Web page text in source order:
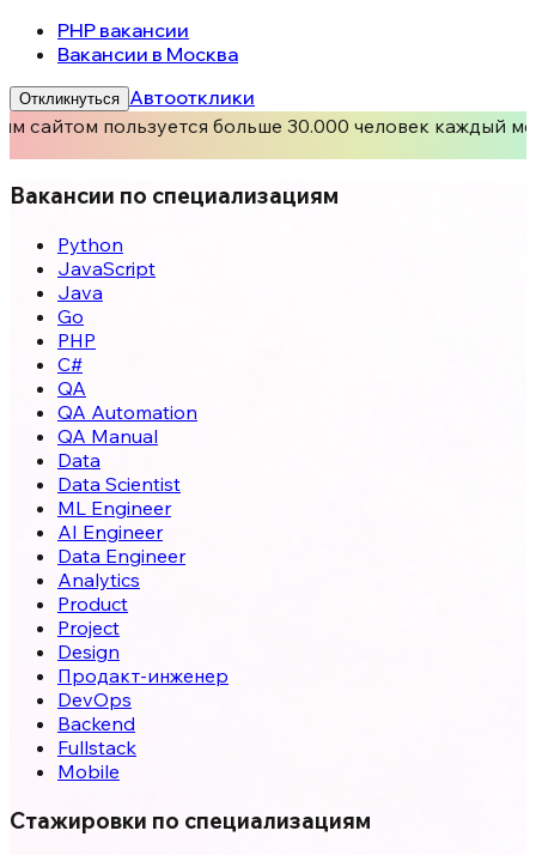
PHP вакансии
Вакансии в Москва
Откликнуться Автоотклики
сайтом пользуется больше 30.000 человек каждый
Вакансии по специализациям
Python
JavaScript
Java
Go
PHP
C#
QA
QA Automation
QA Manual
Data
Data Scientist
ML Engineer
AI Engineer
Data Engineer
Analytics
Product
Project
Design
Продакт-инженер
DevOps
Backend
Fullstack
Mobile
Стажировки по специализациям